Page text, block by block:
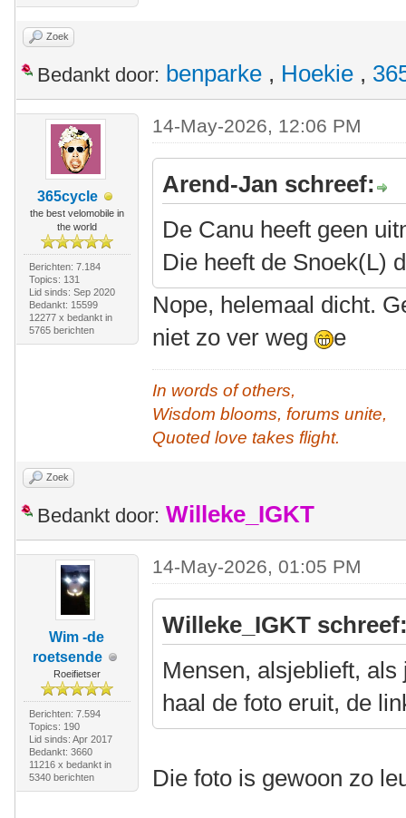
Zoek
Bedankt door: benparke , Hoekie ,
365cycle
the best velomobile in
the world
Berichten: 7.184
Topics: 131
Lid sinds: Sep 2020
Bedankt: 15599
12277 x bedankt in
5765 berichten
14-May-2026, 12:06 PM
Arend-Jan schreef:
De Canu heeft geen
Die heeft de Snoek(L)
Nope, helemaal dicht.
niet zo ver weg
e
In words of others,
Wisdom blooms, forums unite,
Quoted love takes flight.
Zoek
Bedankt door: Willeke_IGKT
Wim -de
roetsende
Roeifietser
Berichten: 7.594
Topics: 190
Lid sinds: Apr 2017
Bedankt: 3660
11216 x bedankt in
5340 berichten
14-May-2026, 01:05 PM
Willeke_IGKT
Mensen, alsjeblieft,
haal de foto eruit, de
Die foto is gewoon zo